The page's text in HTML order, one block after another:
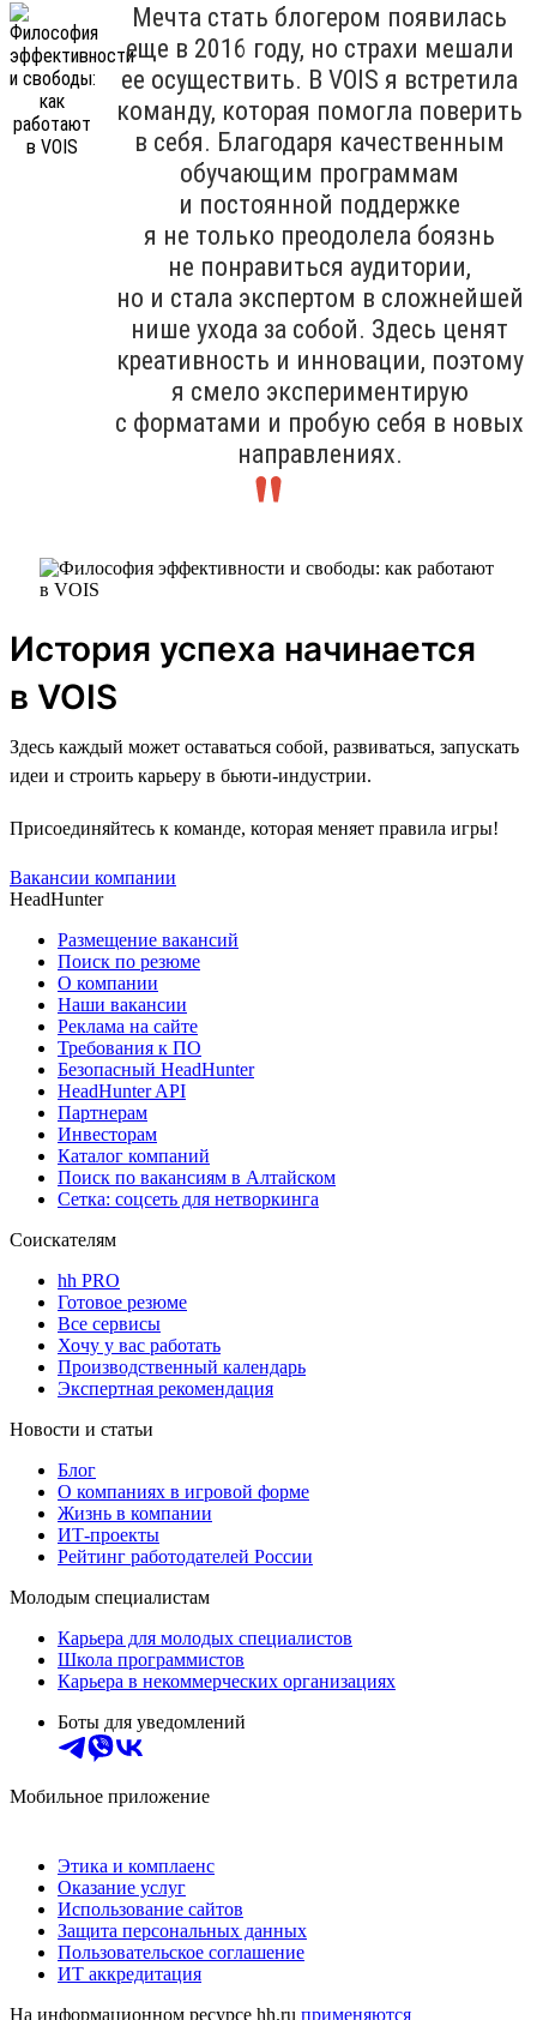
Мечта стать блогером появилась
еще в 2016 году, но страхи мешали
ее осуществить. В VOIS я встретила
команду, которая помогла поверить
в себя. Благодаря качественным
обучающим программам
и постоянной поддержке
я не только преодолела боязнь
не понравиться аудитории,
но и стала экспертом в сложнейшей
нише ухода за собой. Здесь ценят
креативность и инновации, поэтому
я смело экспериментирую
с форматами и пробую себя в новых
направлениях.
История успеха начинается
в VOIS
Здесь каждый может оставаться собой, развиваться, запускать
идеи и строить карьеру в бьюти-индустрии.
Присоединяйтесь к команде, которая меняет правила игры!
Вакансии компании
HeadHunter
Размещение вакансий
Поиск по резюме
О компании
Наши вакансии
Реклама на сайте
Требования к ПО
Безопасный HeadHunter
HeadHunter API
Партнерам
Инвесторам
Каталог компаний
Поиск по вакансиям в Алтайском
Сетка: соцсеть для нетворкинга
Соискателям
hh PRO
Готовое резюме
Все сервисы
Хочу у вас работать
Производственный календарь
Экспертная рекомендация
Новости и статьи
Блог
О компаниях в игровой форме
Жизнь в компании
ИТ-проекты
Рейтинг работодателей России
Молодым специалистам
Карьера для молодых специалистов
Школа программистов
Карьера в некоммерческих организациях
Боты для уведомлений
Мобильное приложение
Этика и комплаенс
Оказание услуг
Использование сайтов
Защита персональных данных
Пользовательское соглашение
ИТ аккредитация
На информационном ресурсе hh.ru применяются